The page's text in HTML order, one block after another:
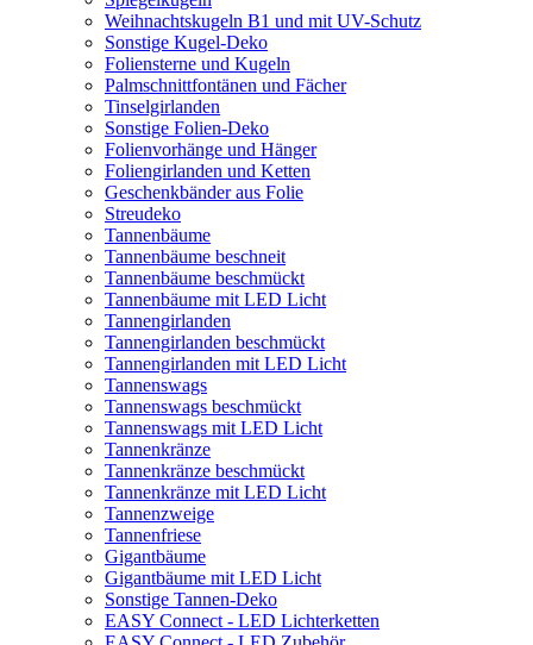
Weihnachtskugeln B1 und mit UV-Schutz
Sonstige Kugel-Deko
Foliensterne und Kugeln
Palmschnittfontänen und Fächer
Tinselgirlanden
Sonstige Folien-Deko
Folienvorhänge und Hänger
Foliengirlanden und Ketten
Geschenkbänder aus Folie
Streudeko
Tannenbäume
Tannenbäume beschneit
Tannenbäume beschmückt
Tannenbäume mit LED Licht
Tannengirlanden
Tannengirlanden beschmückt
Tannengirlanden mit LED Licht
Tannenswags
Tannenswags beschmückt
Tannenswags mit LED Licht
Tannenkränze
Tannenkränze beschmückt
Tannenkränze mit LED Licht
Tannenzweige
Tannenfriese
Gigantbäume
Gigantbäume mit LED Licht
Sonstige Tannen-Deko
EASY Connect - LED Lichterketten